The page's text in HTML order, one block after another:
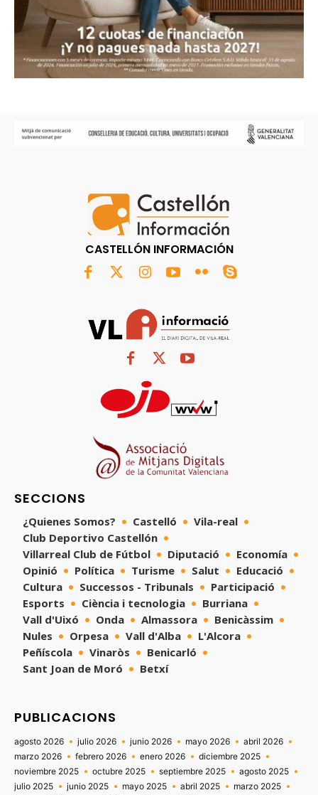
CASTELLÓN INFORMACIÓN
SECCIONS
¿Quienes Somos? Castelló
Vila-real
Club Deportivo Castellón
Villarreal Club de Fútbol
Diputació
Economía
Opinió
Política Turisme Salut
Educació
Cultura
Successos - Tribunals
Participació
Esports
Ciència i tecnologia
Burriana
Vall d'Uixó
Onda Almassora
Benicàssim
Nules
Orpesa Vall d'Alba
L'Alcora
Peñíscola
Vinaròs
Benicarló
Sant Joan de Moró
Betxí
PUBLICACIONS
agosto 2026 julio 2026 junio 2026 mayo 2026
abril 2026
marzo 2026
febrero 2026 enero 2026
diciembre 2025
noviembre 2025
octubre 2025 septiembre 2025
agosto 2025
julio 2025
junio 2025 mayo 2025 abril 2025
marzo 2025